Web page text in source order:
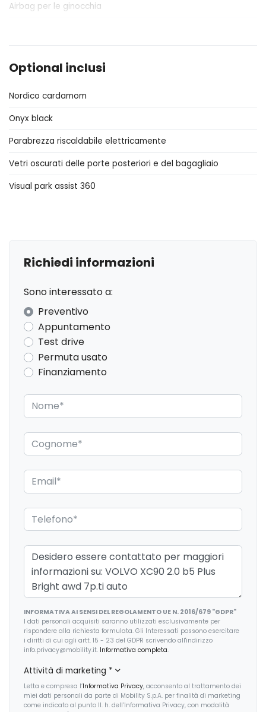
Airbag per le ginocchia
Assistente al parcheggio
Assistente in discesa
Attacchi Isofix per seggiolini
Bagagliaio apribile elettricamente
Bracciolo anteriore
Bracciolo posteriore
Controllo qualità dell'aria
Copertura vano bagagli
Cromature esterne
Elementi di ancoraggio
ESC / Electronic Stability Control
Fari a led
Fari con accensione automatica
Fari posteriori a led
Freno di stazionamento elettrico
Illuminazione ambientale
Kit emergenza
Kit riparazione pneumatici / tirefit
Limitatore di velocità
Pacchetto sicurezza
Partenza in salita assistita
Optional inclusi
Nordico cardamom
Onyx black
Parabrezza riscaldabile elettricamente
Vetri oscurati delle porte posteriori e del bagagliaio
Visual park assist 360
Richiedi informazioni
Sono interessato a:
Preventivo
Appuntamento
Test drive
Permuta usato
Finanziamento
INFORMATIVA AI SENSI DEL REGOLAMENTO UE N. 2016/679 "GDPR"
I dati personali acquisiti saranno utilizzati esclusivamente per
rispondere alla richiesta formulata. Gli Interessati possono esercitare
i diritti di cui agli artt. 15 - 23 del GDPR scrivendo all'indirizzo
info.privacy@mobility.it. Informativa completa.
Attività di marketing *
Letta e compresa l’Informativa Privacy, acconsento al trattamento dei
miei dati personali da parte di Mobility S.p.A. per finalità di marketing
come indicato al punto II. h. dell’Informativa Privacy, con modalità